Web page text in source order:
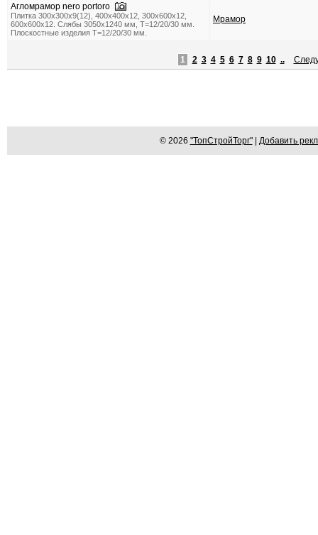
Агломрамор nero portoro
Плитка 300x300x9(12), 400х400х12, 300x600x12,
600x600x12. Слябы 3050х1240 мм, Т=12/20/30 мм.
Плоскостные изделия Т=12/20/30 мм.
Мрамор
1 2 3 4 5 6 7 8 9 10 ..
© 2026 "ТопСтройТорг"| Добавить